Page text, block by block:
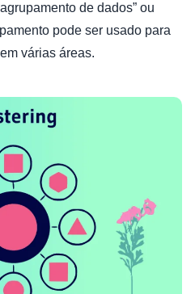
de dados” ou
pode ser usado para
várias áreas.